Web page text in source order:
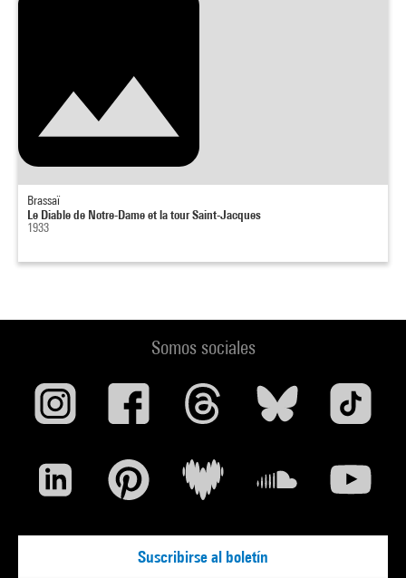
Brassaï
Le Diable de Notre-Dame et la tour Saint-Jacques
1933
Somos sociales
Suscribirse al boletín